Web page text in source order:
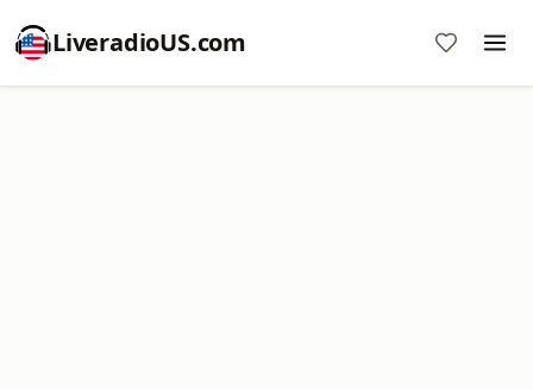
LiveradioUS.com